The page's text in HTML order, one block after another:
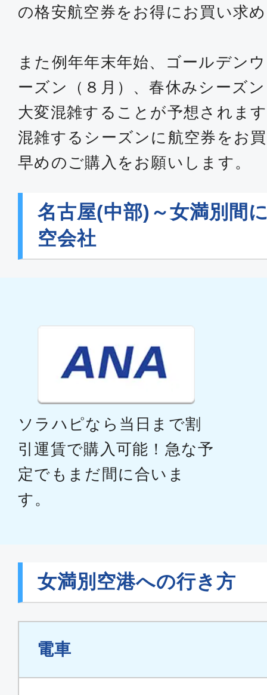
の格安航空券をお得にお買い求
また例年年末年始、ゴールデン
ーズン（８月）、春休みシーズ
大変混雑することが予想されま
混雑するシーズンに航空券をお
早めのご購入をお願いします。
名古屋(中部)～女満別間
空会社
ソラハピなら当日まで割
引運賃で購入可能！急な予
定でもまだ間に合いま
す。
女満別空港への行き方
電車